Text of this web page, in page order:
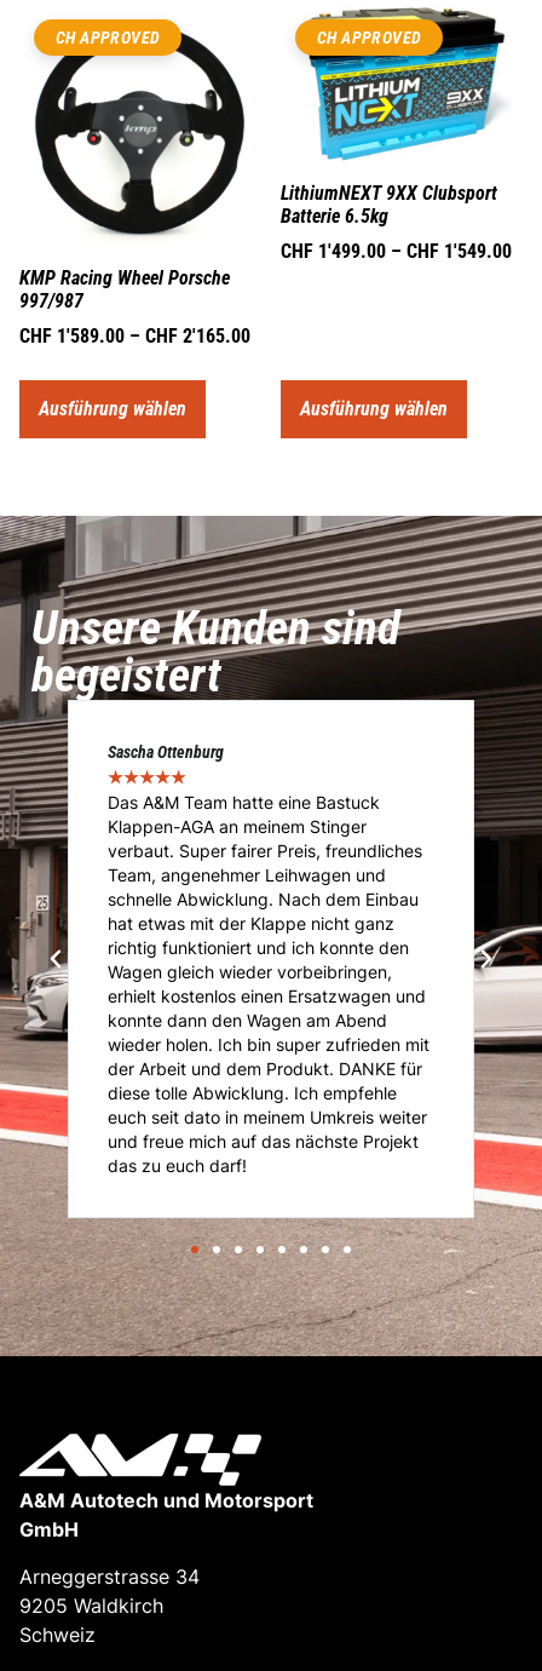
CH APPROVED
KMP Racing Wheel Porsche
997/987
CHF 1'589.00 – CHF 2'165.00
Ausführung wählen
CH APPROVED
LithiumNEXT 9XX Clubsport
Batterie 6.5kg
CHF 1'499.00 – CHF 1'549.00
Ausführung wählen
Unsere Kunden sind
begeistert
Sascha Ottenburg
★★★★★
Das A&M Team hatte eine Bastuck
Klappen-AGA an meinem Stinger
verbaut. Super fairer Preis, freundliches
Team, angenehmer Leihwagen und
schnelle Abwicklung. Nach dem Einbau
hat etwas mit der Klappe nicht ganz
richtig funktioniert und ich konnte den
Wagen gleich wieder vorbeibringen,
erhielt kostenlos einen Ersatzwagen und
konnte dann den Wagen am Abend
wieder holen. Ich bin super zufrieden mit
der Arbeit und dem Produkt. DANKE für
diese tolle Abwicklung. Ich empfehle
euch seit dato in meinem Umkreis weiter
und freue mich auf das nächste Projekt
das zu euch darf!
★
A&M Autotech und Motorsport
GmbH
Arneggerstrasse 34
9205 Waldkirch
Schweiz